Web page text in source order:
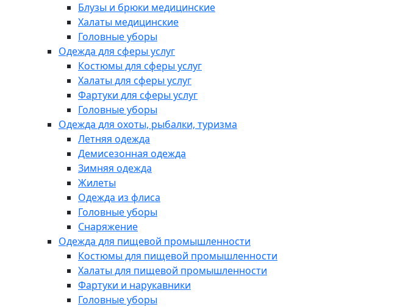
Блузы и брюки медицинские
Халаты медицинские
Головные уборы
Одежда для сферы услуг
Костюмы для сферы услуг
Халаты для сферы услуг
Фартуки для сферы услуг
Головные уборы
Одежда для охоты, рыбалки, туризма
Летняя одежда
Демисезонная одежда
Зимняя одежда
Жилеты
Одежда из флиса
Головные уборы
Снаряжение
Одежда для пищевой промышленности
Костюмы для пищевой промышленности
Халаты для пищевой промышленности
Фартуки и нарукавники
Головные уборы